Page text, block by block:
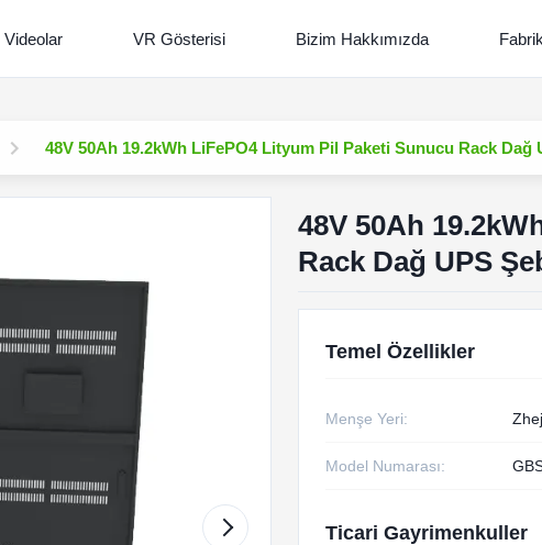
Videolar VR Gösterisi Bizim Hakkımızda
48V 50Ah 19.2kWh LiFePO4 Lityum Pil Paketi Sunucu Rack Dağ
48V 50Ah
Rack Dağ UPS
Temel Özellikler
Menşe Yeri:
Model Numarası:
Ticari Gayrimenkuller